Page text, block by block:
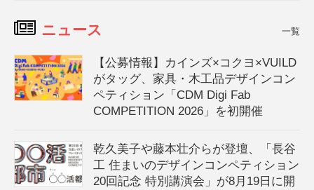
ニュース 一覧
【公募情報】カインズ×コクヨ×VUILD
がタッグ、家具・木工品デザインコン
ペティション「CDM Digi Fab
COMPETITION 2026」を初開催
乾久美子や藤本壮介らが登壇、「長谷
工 住まいのデザインコンペティション
20回記念 特別講演会」が8月19日に開